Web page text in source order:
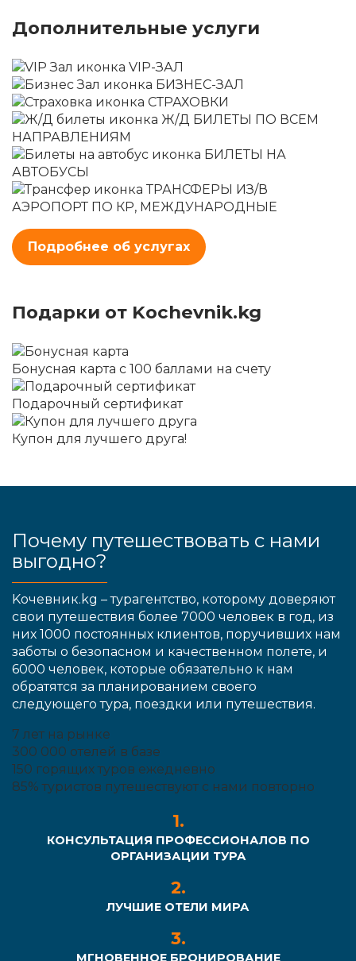
Дополнительные услуги
VIP-ЗАЛ
БИЗНЕС-ЗАЛ
СТРАХОВКИ
Ж/Д БИЛЕТЫ ПО ВСЕМ
НАПРАВЛЕНИЯМ
БИЛЕТЫ НА
АВТОБУСЫ
ТРАНСФЕРЫ ИЗ/В
АЭРОПОРТ ПО КР, МЕЖДУНАРОДНЫЕ
Подробнее об услугах
Подарки от Kochevnik.kg
Бонусная карта с 100 баллами на счету
Подарочный сертификат
Купон для лучшего друга!
Почему путешествовать с нами
выгодно?
Kочевник.kg – турагентство, которому доверяют
свои путешествия более 7000 человек в год, из
них 1000 постоянных клиентов, поручивших нам
заботы о безопасном и качественном полете, и
6000 человек, которые обязательно к нам
обратятся за планированием своего
следующего тура, поездки или путешествия.
7 лет на рынке
300 000 отелей в базе
150 горящих туров ежедневно
85% туристов путешествуют с нами повторно
КОНСУЛЬТАЦИЯ ПРОФЕССИОНАЛОВ ПО
ОРГАНИЗАЦИИ ТУРА
ЛУЧШИЕ ОТЕЛИ МИРА